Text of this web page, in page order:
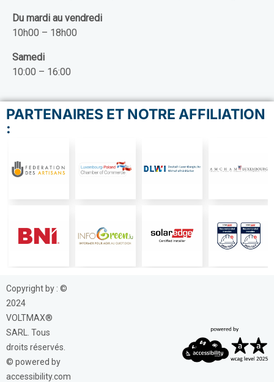
Du mardi au vendredi
10h00 – 18h00
Samedi
10:00 – 16:00
PARTENAIRES ET NOTRE AFFILIATION
:
Copyright by : ©
2024
VOLTMAX®
SARL. Tous
droits réservés.
© powered by
accessibility.com